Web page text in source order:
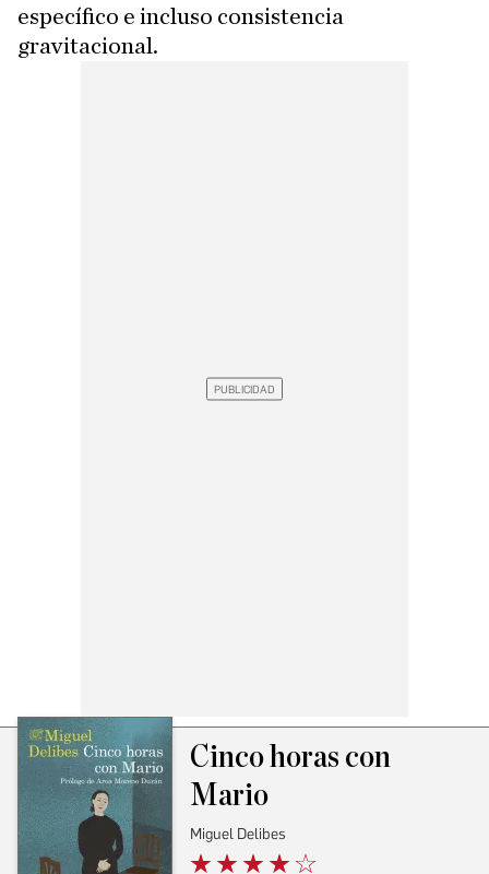
específico e incluso consistencia
gravitacional.
Cinco horas con
Mario
Miguel Delibes